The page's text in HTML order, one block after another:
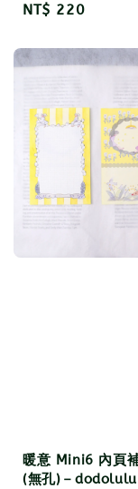
Regular
NT$ 220
暖意 Mini6 內頁
(無孔)－dodolulu